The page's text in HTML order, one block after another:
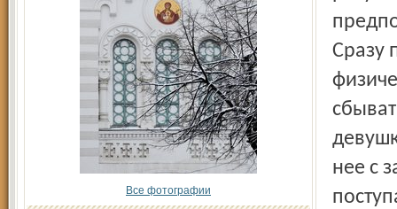
Все фотографии
Сразу
нее с